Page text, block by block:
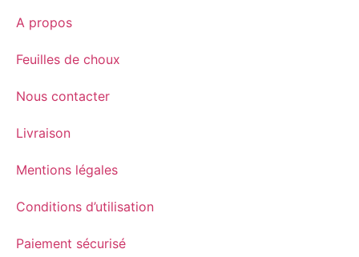
A propos
Feuilles de choux
Nous contacter
Livraison
Mentions légales
Conditions d’utilisation
Paiement sécurisé